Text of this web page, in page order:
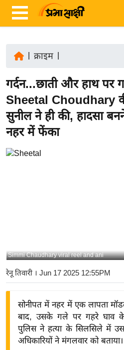
ज़ा
ख
र
ष्ट्री
बि
ने
द्यो
क्राइम
गर्दन...छाती और हाथ पर
Sheetal Choudhary
सुनील ने ही की, हादसा
नहर में फेंका
Simmi Chaudhary viral reel and ani
रेनू तिवारी । Jun 17 2025 12:55PM
सोनीपत में नहर में एक लापता
बाद, उसके गले पर गहरे घाव के
पुलिस ने हत्या के सिलसिले में
अधिकारियों ने मंगलवार को बताया।